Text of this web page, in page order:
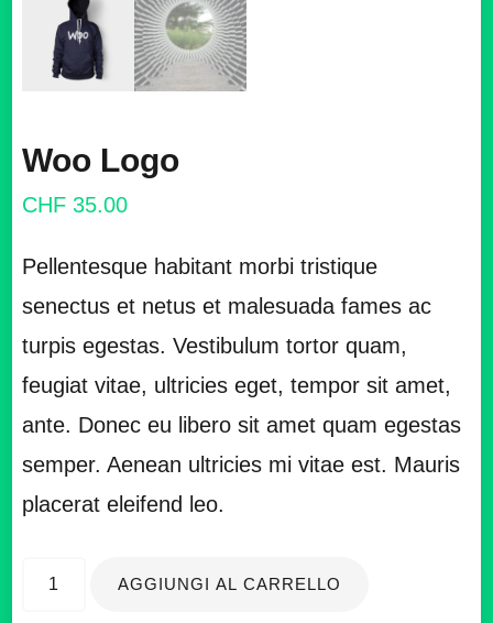
Woo Logo
CHF35.00
Pellentesque habitant morbi tristique
senectus et netus et malesuada fames ac
turpis egestas. Vestibulum tortor quam,
feugiat vitae, ultricies eget, tempor sit amet,
ante. Donec eu libero sit amet quam egestas
semper. Aenean ultricies mi vitae est. Mauris
placerat eleifend leo.
Woo
AGGIUNGI AL CARRELLO